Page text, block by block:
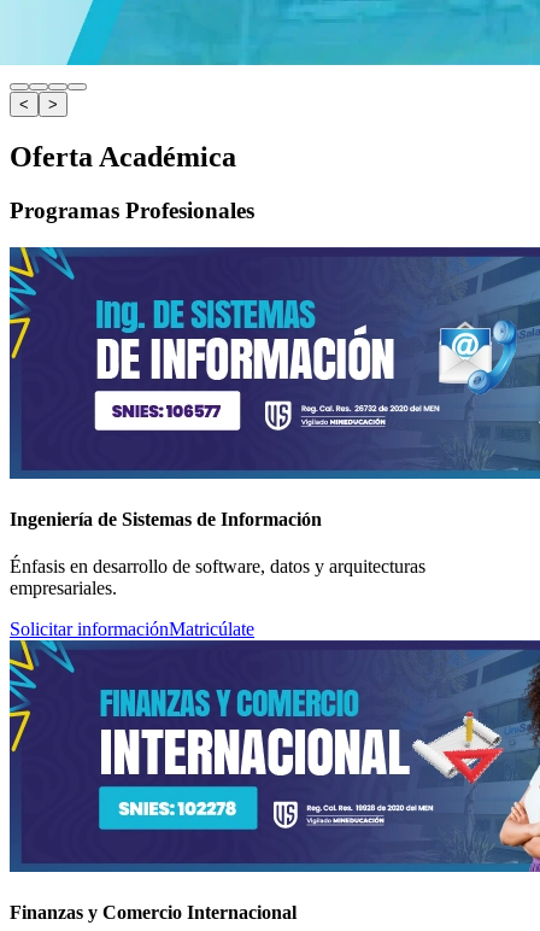
< >
Oferta Académica
Programas Profesionales
Ingeniería de Sistemas de Información
Énfasis en desarrollo de software, datos y arquitecturas
empresariales.
Solicitar informaciónMatricúlate
Finanzas y Comercio Internacional